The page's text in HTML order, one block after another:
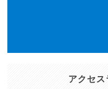
アクセ